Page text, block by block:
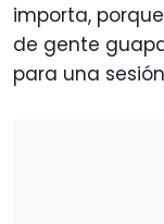
importa,
de gente
para una